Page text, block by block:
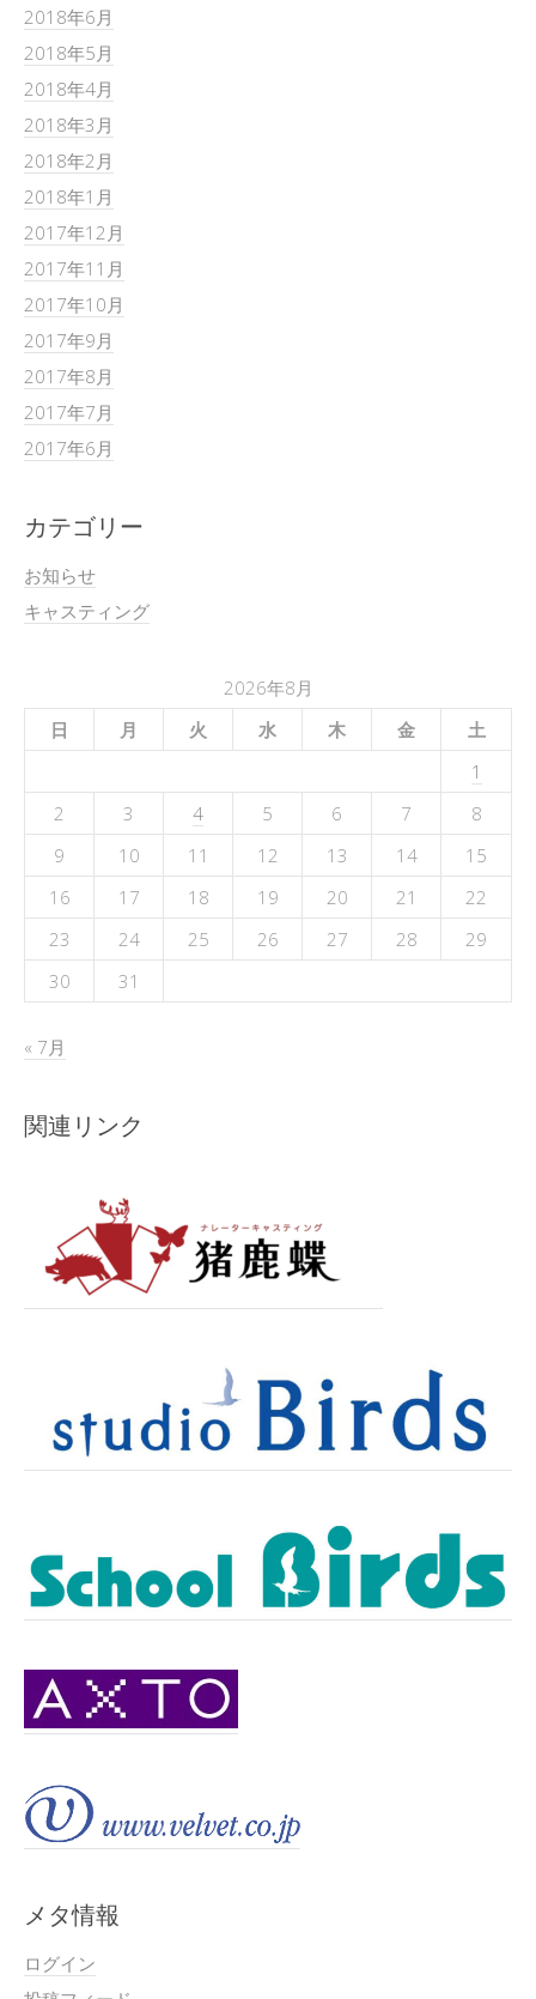
2018年6月
2018年5月
2018年4月
2018年3月
2018年2月
2018年1月
2017年12月
2017年11月
2017年10月
2017年9月
2017年8月
2017年7月
2017年6月
カテゴリー
お知らせ
キャスティング
2026年8月
日
月 火 水 木 金
土
1
2
3 4 5 6 7
8
9
10 11 12 13 14
15
16
17 18 19 20 21
22
23
24 25 26 27 28
29
30
31
« 7月
関連リンク
メタ情報
ログイン